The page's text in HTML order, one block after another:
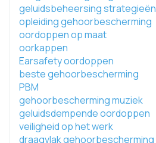
geluidsbeheersing strategieën
opleiding gehoorbescherming
oordoppen op maat
oorkappen
Earsafety oordoppen
beste gehoorbescherming
PBM
gehoorbescherming muziek
geluidsdempende oordoppen
veiligheid op het werk
draagvlak gehoorbescherming